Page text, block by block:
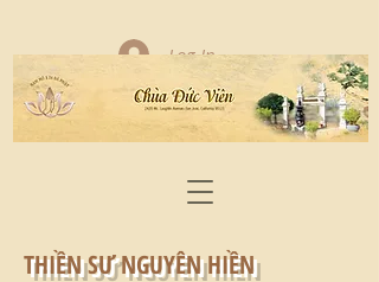
Log In
THIỀN SƯ NGUYÊN HIỀN